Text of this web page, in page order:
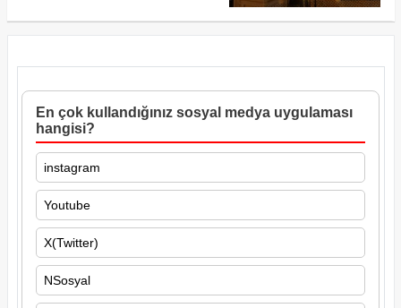
En çok kullandığınız sosyal medya uygulaması
hangisi?
instagram
Youtube
X(Twitter)
NSosyal